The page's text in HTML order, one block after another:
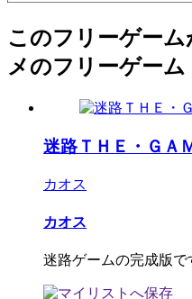
このフリーゲー
メのフリーゲーム
迷路ＴＨＥ・ＧＡ
カオス
カオス
迷路ゲームの完成版で